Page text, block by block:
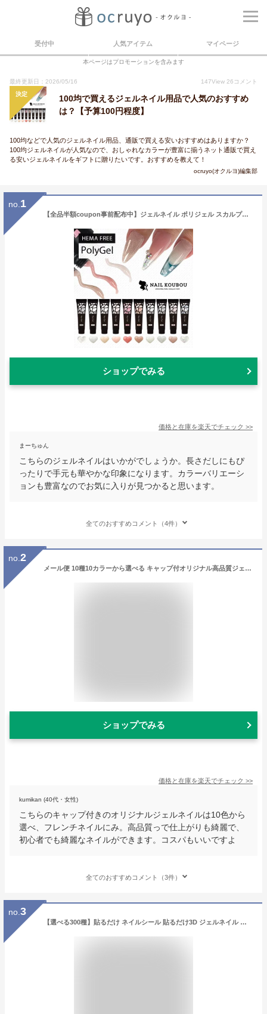
受付中 人気アイテム マイページ
本ページはプロモーションを含みます
最終更新日：2026/05/16 147View 26 コメント
決定
100均で買えるジェルネイル用品で人気のおすすめ
は？【予算100円程度】
100均などで人気のジェルネイル用品、通販で買える安いおすすめはありますか？
100均ジェルネイルが人気なので、おしゃれなカラーが豊富に揃うネット通販で買え
る安いジェルネイルをギフトに贈りたいです。おすすめを教えて！
ocruyo(オクルヨ)編集部
no. 1
【全品半額coupon事前配布中】ジェルネイル ポリジェル スカルプチャージェル カラージェル 長さ出し ビジュージェル スカルプジェル フォームチップ | ネイル ジェル 長さだし カラー ネイルジェル カラージェルネイル スカルプ ジェルスカルプ ネイルパーツ ネイル工房
ショップでみる
価格と在庫を楽天でチェック >>
まーちゅん
こちらのジェルネイルはいかがでしょうか。長さだしにもぴ
ったりで手元も華やかな印象になります。カラーバリエーシ
ョンも豊富なのでお気に入りが見つかると思います。
全てのおすすめコメント（4件）
no. 2
メール便 10種10カラーから選べる キャップ付オリジナル高品質ジェルネイルブラシ[31] ジェルブラシ ジェルネイル ネイル ネイルアート ネイル用品 プチプラ 筆 アート 平筆 ラウンド フレンチ ブラシ 夏ネイル フットネイル
ショップでみる
価格と在庫を楽天でチェック >>
kumikan (40代・女性)
こちらのキャップ付きのオリジナルジェルネイルは10色から
選べ、フレンチネイルにみ。高品質っで仕上がりも綺麗で、
初心者でも綺麗なネイルができます。コスパもいいですよ
全てのおすすめコメント（3件）
no. 3
【選べる300種】貼るだけ ネイルシール 貼るだけ3D ジェルネイル ハンドネイル フット用 ネイル 秋ネイル 冬ネイル ネイルステッカー ネイルアート ネイルパーツ